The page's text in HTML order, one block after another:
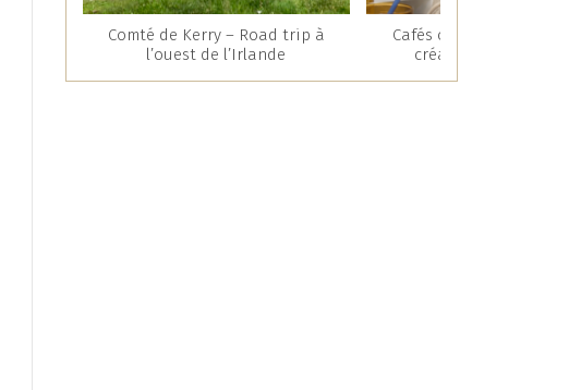
Comté de Kerry – Road trip à
l’ouest de l’Irlande
Cafés céramique : une
créative et